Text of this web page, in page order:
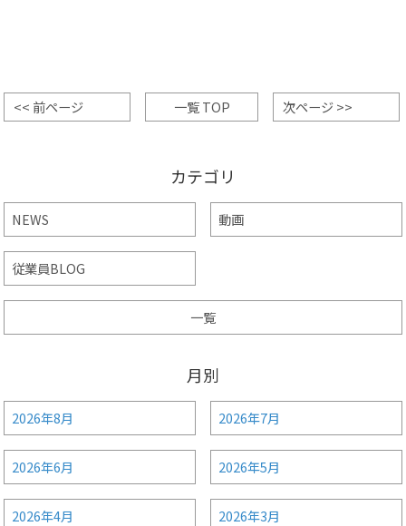
<< 前ページ 一覧 TOP 次ページ >>
カテゴリ
NEWS 動画
従業員BLOG
一覧
月別
2026年8月 2026年7月
2026年6月 2026年5月
2026年4月 2026年3月